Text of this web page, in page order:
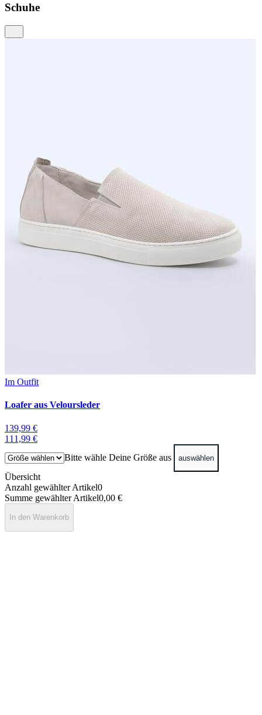
Schuhe
Im Outfit
Loafer aus Veloursleder
139,99 €
111,99 €
Bitte wähle Deine Größe aus
auswählen
Übersicht
Anzahl gewählter Artikel0
Summe gewählter Artikel0,00 €
In den Warenkorb